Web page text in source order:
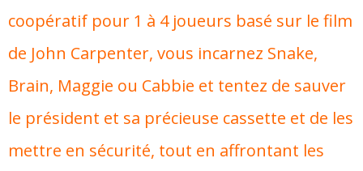
coopératif pour 1 à 4 joueurs basé sur le film
de John Carpenter, vous incarnez Snake,
Brain, Maggie ou Cabbie et tentez de sauver
le président et sa précieuse cassette et de les
mettre en sécurité, tout en affrontant les